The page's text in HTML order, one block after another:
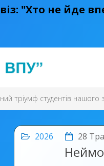
"Хто не йде
тріумф студентів нашого
2026 28